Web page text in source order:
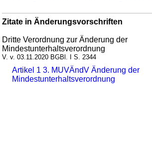
Zitate in Änderungsvorschriften
Dritte Verordnung zur Änderung der
Mindestunterhaltsverordnung
V. v. 03.11.2020 BGBl. I S. 2344
Artikel 1 3. MUVÄndV Änderung der
Mindestunterhaltsverordnung